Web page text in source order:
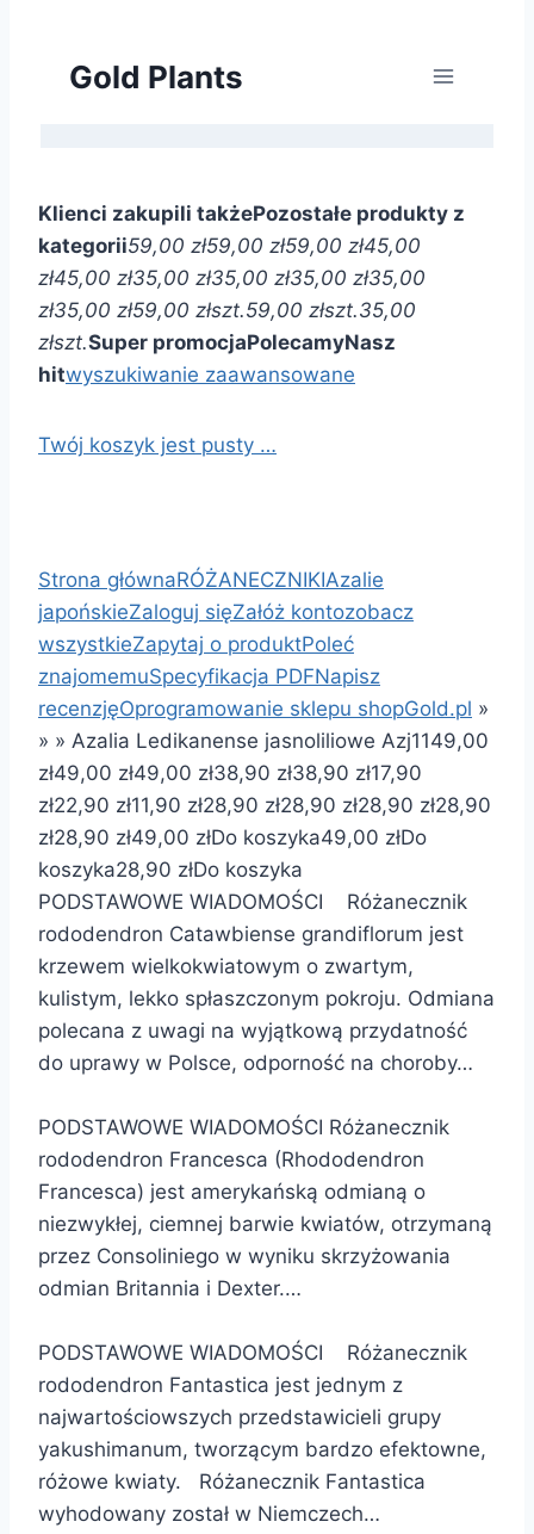
Klienci zakupili takżePozostałe produkty z
kategorii59,00 zł59,00 zł59,00 zł45,00
zł45,00 zł35,00 zł35,00 zł35,00 zł35,00
zł35,00 zł59,00 złszt.59,00 złszt.35,00
złszt.Super promocjaPolecamyNasz
hitwyszukiwanie zaawansowane
Twój koszyk jest pusty …
Strona głównaRÓŻANECZNIKIAzalie
japońskieZaloguj sięZałóż kontozobacz
wszystkieZapytaj o produktPoleć
znajomemuSpecyfikacja PDFNapisz
recenzjęOprogramowanie sklepu shopGold.pl »
» » Azalia Ledikanense jasnoliliowe Azj1149,00
zł49,00 zł49,00 zł38,90 zł38,90 zł17,90
zł22,90 zł11,90 zł28,90 zł28,90 zł28,90 zł28,90
zł28,90 zł49,00 złDo koszyka49,00 złDo
koszyka28,90 złDo koszyka
PODSTAWOWE WIADOMOŚCI Różanecznik
rododendron Catawbiense grandiflorum jest
krzewem wielkokwiatowym o zwartym,
kulistym, lekko spłaszczonym pokroju. Odmiana
polecana z uwagi na wyjątkową przydatność
do uprawy w Polsce, odporność na choroby…
PODSTAWOWE WIADOMOŚCI Różanecznik
rododendron Francesca (Rhododendron
Francesca) jest amerykańską odmianą o
niezwykłej, ciemnej barwie kwiatów, otrzymaną
przez Consoliniego w wyniku skrzyżowania
odmian Britannia i Dexter.…
PODSTAWOWE WIADOMOŚCI Różanecznik
rododendron Fantastica jest jednym z
najwartościowszych przedstawicieli grupy
yakushimanum, tworzącym bardzo efektowne,
różowe kwiaty. Różanecznik Fantastica
wyhodowany został w Niemczech…